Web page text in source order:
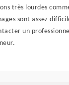
très lourdes
sont assez
un